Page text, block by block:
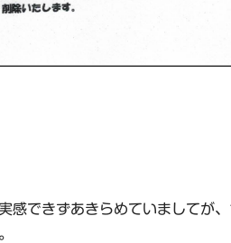
感できずあきらめていましてが